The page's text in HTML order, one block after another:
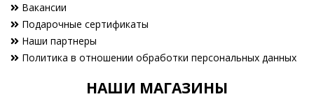
Вакансии
Подарочные сертификаты
Наши партнеры
Политика в отношении обработки персональных данных
НАШИ МАГАЗИНЫ